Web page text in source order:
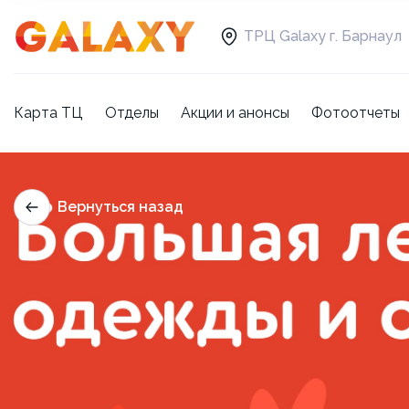
ТРЦ Galaxy г. Барнаул
Карта ТЦ Отделы Акции и анонсы Фотоотчеты
Вернуться назад